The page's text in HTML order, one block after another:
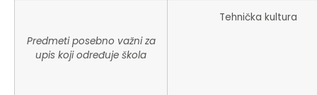
Predmeti posebno važni za
upis koji određuje škola
Tehnička kultura